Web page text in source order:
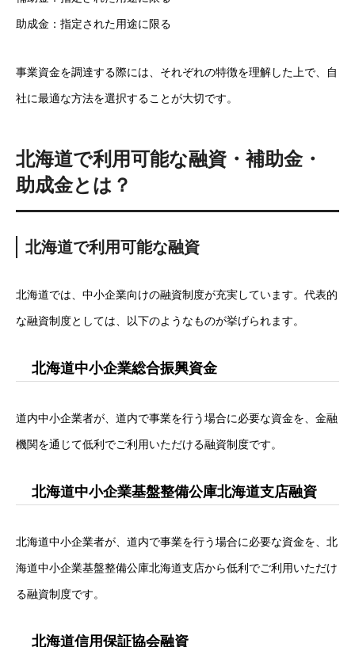
助成金：指定された用途に限る
事業資金を調達する際には、それぞれの特徴を理解した上で、自
社に最適な方法を選択することが大切です。
北海道で利用可能な融資・補助金・
助成金とは？
北海道で利用可能な融資
北海道では、中小企業向けの融資制度が充実しています。代表的
な融資制度としては、以下のようなものが挙げられます。
北海道中小企業総合振興資金
道内中小企業者が、道内で事業を行う場合に必要な資金を、金融
機関を通じて低利でご利用いただける融資制度です。
北海道中小企業基盤整備公庫北海道支店融資
北海道中小企業者が、道内で事業を行う場合に必要な資金を、北
海道中小企業基盤整備公庫北海道支店から低利でご利用いただけ
る融資制度です。
北海道信用保証協会融資